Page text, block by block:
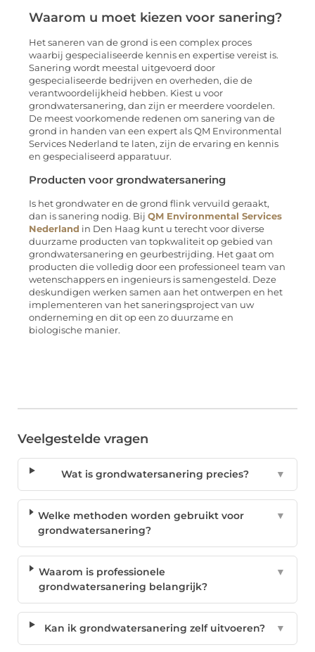
Waarom u moet kiezen voor sanering?
Het saneren van de grond is een complex proces
waarbij gespecialiseerde kennis en expertise vereist is.
Sanering wordt meestal uitgevoerd door
gespecialiseerde bedrijven en overheden, die de
verantwoordelijkheid hebben. Kiest u voor
grondwatersanering, dan zijn er meerdere voordelen.
De meest voorkomende redenen om sanering van de
grond in handen van een expert als QM Environmental
Services Nederland te laten, zijn de ervaring en kennis
en gespecialiseerd apparatuur.
Producten voor grondwatersanering
Is het grondwater en de grond flink vervuild geraakt,
dan is sanering nodig. Bij QM Environmental Services
Nederland in Den Haag kunt u terecht voor diverse
duurzame producten van topkwaliteit op gebied van
grondwatersanering en geurbestrijding. Het gaat om
producten die volledig door een professioneel team van
wetenschappers en ingenieurs is samengesteld. Deze
deskundigen werken samen aan het ontwerpen en het
implementeren van het saneringsproject van uw
onderneming en dit op een zo duurzame en
biologische manier.
Veelgestelde vragen
Wat is grondwatersanering precies? ▼
Welke methoden worden gebruikt voor
grondwatersanering?
▼
Waarom is professionele
grondwatersanering belangrijk?
▼
Kan ik grondwatersanering zelf uitvoeren? ▼